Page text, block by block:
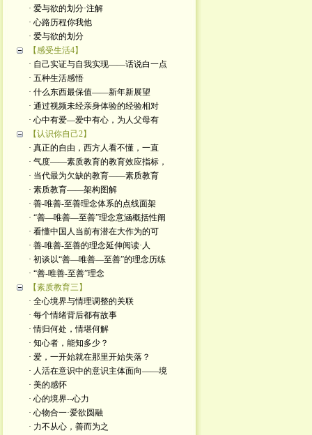
· 爱与欲的划分·注解
· 心路历程你我他
· 爱与欲的划分
【感受生活4】
· 自己实证与自我实现——话说白一点
· 五种生活感悟
· 什么东西最保值——新年新展望
· 通过视频未经亲身体验的经验相对
· 心中有爱—爱中有心，为人父母有
【认识你自己2】
· 真正的自由，西方人看不懂，一直
· 气度——素质教育的教育效应指标，
· 当代最为欠缺的教育——素质教育
· 素质教育——架构图解
· 善-唯善-至善理念体系的点线面架
· “善—唯善—至善”理念意涵概括性阐
· 看懂中国人当前有潜在大作为的可
· 善-唯善-至善的理念延伸阅读·人
· 初谈以“善—唯善—至善”的理念历练
· “善-唯善-至善”理念
【素质教育三】
· 全心境界与情理调整的关联
· 每个情绪背后都有故事
· 情归何处，情堪何解
· 知心者，能知多少？
· 爱，一开始就在那里开始失落？
· 人活在意识中的意识主体面向——境
· 美的感怀
· 心的境界--心力
· 心物合一·爱欲圆融
· 力不从心，善而为之